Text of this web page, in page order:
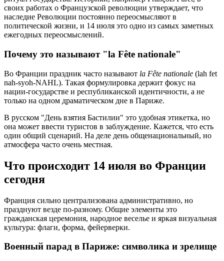
своих работах о Французской революции утверждает, что
наследие Революции постоянно переосмысляют в
политической жизни, и 14 июля это одно из самых заметных
ежегодных переосмыслений.
Почему это называют "la Fête nationale"
Во Франции праздник часто называют la Fête nationale (lah fet
nah-syoh-NAHL). Такая формулировка держит фокус на
нации-государстве и республиканской идентичности, а не
только на одном драматическом дне в Париже.
В русском "День взятия Бастилии" это удобная этикетка, но
она может ввести туристов в заблуждение. Кажется, что есть
один общий сценарий. На деле день общенациональный, но
атмосфера часто очень местная.
Что происходит 14 июля во Франции
сегодня
Франция сильно централизована административно, но
празднуют везде по-разному. Общие элементы это
гражданская церемония, народное веселье и яркая визуальная
культура: флаги, форма, фейерверки.
Военный парад в Париже: символика и зрелище